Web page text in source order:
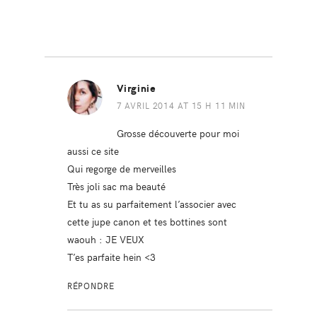
Virginie
7 AVRIL 2014 AT 15 H 11 MIN
Grosse découverte pour moi
aussi ce site
Qui regorge de merveilles
Très joli sac ma beauté
Et tu as su parfaitement l’associer avec
cette jupe canon et tes bottines sont
waouh : JE VEUX
T’es parfaite hein <3
RÉPONDRE